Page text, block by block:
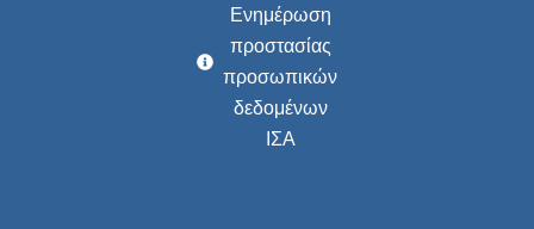
Ενημέρωση
προστασίας
προσωπικών
δεδομένων
ΙΣΑ